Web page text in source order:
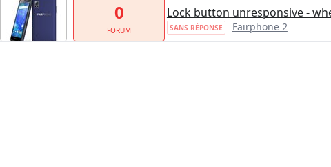
0
FORUM
Lock button unresponsive -
SANS RÉPONSE Fairphone 2